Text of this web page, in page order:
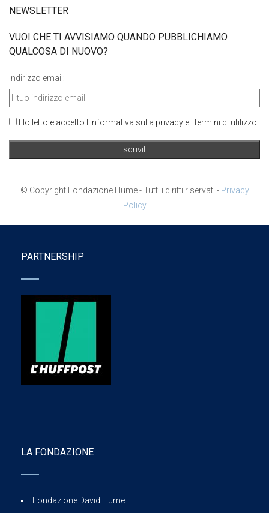
NEWSLETTER
VUOI CHE TI AVVISIAMO QUANDO PUBBLICHIAMO
QUALCOSA DI NUOVO?
Indirizzo email:
Ho letto e accetto l'informativa sulla privacy e i termini di utilizzo
© Copyright Fondazione Hume - Tutti i diritti riservati - Privacy
Policy
PARTNERSHIP
LA FONDAZIONE
Fondazione David Hume